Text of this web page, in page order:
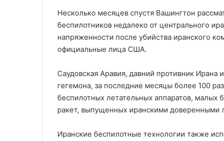
Несколько месяцев спустя Вашингтон
беспилотников недалеко от центрального
напряженности после убийства иранского
официальные лица США.
Саудовская Аравия, давний противник Ирана
гегемона, за последние месяцы более 100
беспилотных летательных аппаратов, малых
ракет, выпущенных иранскими доверенными
Иранские беспилотные технологии также